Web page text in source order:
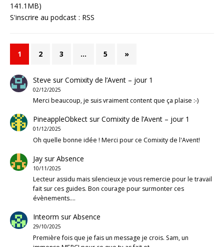
141.1MB)
S'inscrire au podcast : RSS
1 2 3 … 5 »
Steve surComixity de l’Avent – jour 1
02/12/2025
Merci beaucoup, je suis vraiment content que ça plaise :-)
PineappleObkectsurComixity de l’Avent – jour 1
01/12/2025
Oh quelle bonne idée ! Merci pour ce Comixity de l'Avent!
JaysurAbsence
10/11/2025
Lecteur assidu mais silencieux je vous remercie pour le travail
fait sur ces guides. Bon courage pour surmonter ces
évènements.…
Inteorm surAbsence
29/10/2025
Première fois que je fais un message je crois. Sam, un